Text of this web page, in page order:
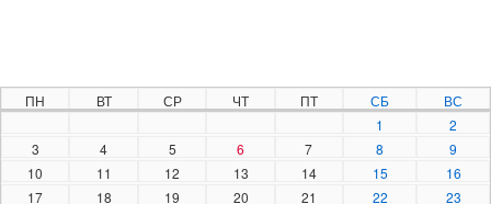
ПН ВТ СР ЧТ ПТ СБ
ВС
1
2
3
4 5 6 7 8
9
10
11 12 13 14 15
16
17
18 19 20 21 22
23